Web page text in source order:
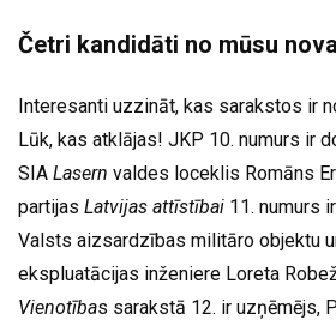
Četri kandidāti no mūsu
Interesanti uzzināt, kas sarakstos ir
Lūk, kas atklājas! JKP 10. numurs ir
SIA Lasern valdes loceklis Romāns
partijas Latvijas attīstībai 11. numurs
Valsts aizsardzības militāro objektu
ekspluatācijas inženiere Loreta
Vienotības sarakstā 12. ir uzņēmējs,